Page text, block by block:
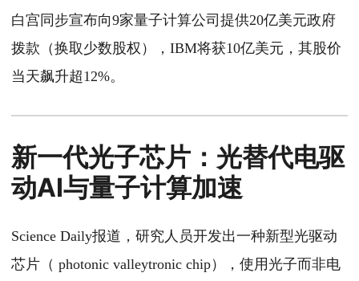
白宫同步宣布向9家量子计算公司提供20亿美元政府
拨款（换取少数股权），IBM将获10亿美元，其股价
当天飙升超12%。
新一代光子芯片：光替代电驱
动AI与量子计算加速
Science Daily报道，研究人员开发出一种新型光驱动
芯片（ photonic valleytronic chip），使用光子而非电